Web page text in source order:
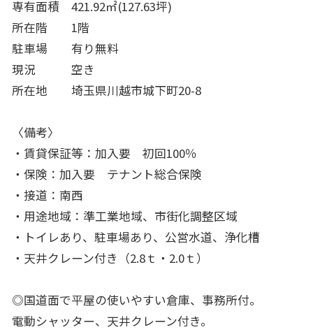
専有面積 421.92㎡(127.63坪)
所在階 1階
駐車場 有り無料
現況 空き
所在地 埼玉県川越市城下町20-8
〈備考〉
・賃貸保証等：加入要 初回100％
・保険：加入要 テナント総合保険
・接道：南西
・用途地域：準工業地域、市街化調整区域
・トイレあり、駐車場あり、公営水道、浄化槽
・天井クレーン付き（2.8ｔ・2.0ｔ）
◎国道面で平屋の使いやすい倉庫、事務所付。
電動シャッター、天井クレーン付き。